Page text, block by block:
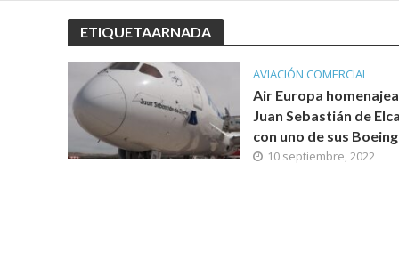
ETIQUETAARNADA
AVIACIÓN COMERCIAL
Air Europa
Juan Sebastián de
con uno de sus
10 septiembre, 2022